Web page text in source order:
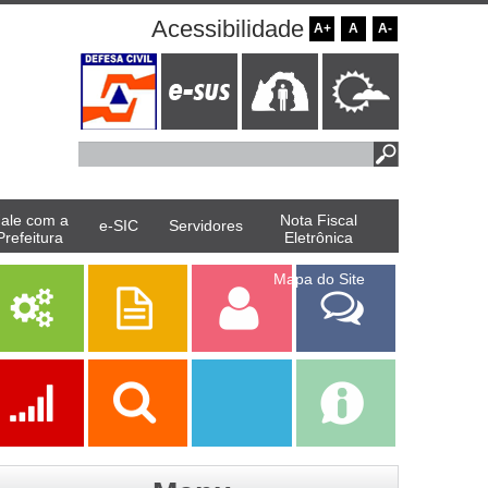
Acessibilidade A+ A A-
com a
e-SIC Servidores
Nota Fiscal
Eletrônica
Mapa do Site
Serviços Publicações Servidor
Fale Com a
Prefeitura